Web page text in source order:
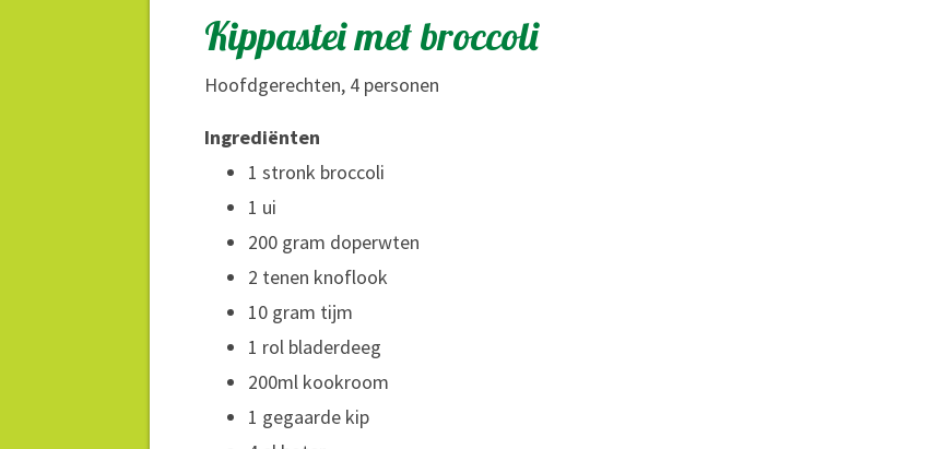
Kippastei met broccoli
Hoofdgerechten, 4 personen
Ingrediënten
1 stronk broccoli
1 ui
200 gram doperwten
2 tenen knoflook
10 gram tijm
1 rol bladerdeeg
200ml kookroom
1 gegaarde kip